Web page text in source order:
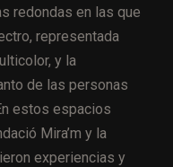
redondas en las que
representada
y la
de las personas
estos espacios
Mira’m y la
experiencias y